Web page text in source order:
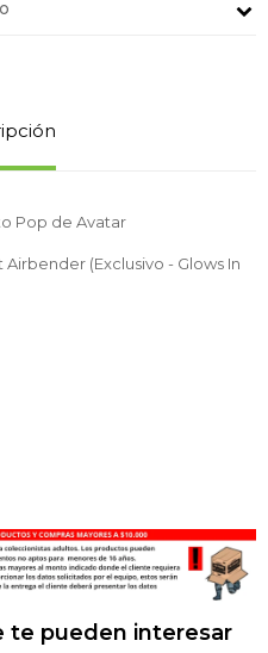
Pop de Avatar
Airbender (Exclusivo - Glows In
te pueden interesar